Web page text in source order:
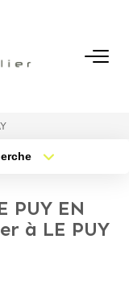
min.
PUY EN
à LE PUY